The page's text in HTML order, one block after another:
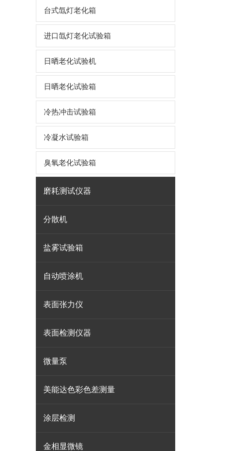
台式氙灯老化箱
进口氙灯老化试验箱
日晒老化试验机
日晒老化试验箱
冷热冲击试验箱
冷凝水试验箱
臭氧老化试验箱
磨耗测试仪器
分散机
盐雾试验箱
自动喷涂机
表面张力仪
表面检测仪器
微量泵
美能达色彩色差测量
涂层检测
金相显微镜